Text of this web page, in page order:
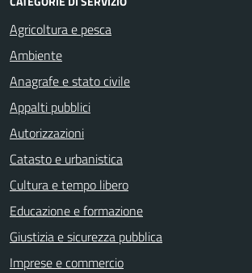
Agricoltura e pesca
Ambiente
Anagrafe e stato civile
Appalti pubblici
Autorizzazioni
Catasto e urbanistica
Cultura e tempo libero
Educazione e formazione
Giustizia e sicurezza pubblica
Imprese e commercio